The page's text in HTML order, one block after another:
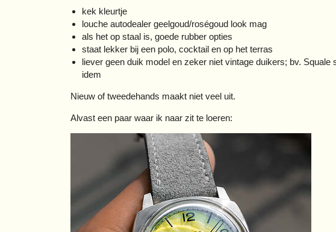
kek kleurtje
louche autodealer geelgoud/roségoud look mag
als het op staal is, goede rubber opties
staat lekker bij een polo, cocktail en op het terras
liever geen duik model en zeker niet vintage duikers; bv.
idem
Nieuw of tweedehands maakt niet veel uit.
Alvast een paar waar ik naar zit te loeren: